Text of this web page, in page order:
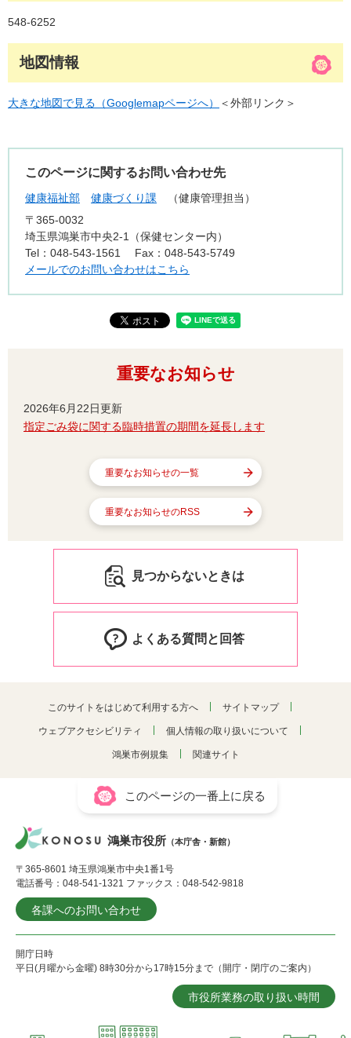
548-6252
地図情報
大きな地図で見る（Googlemapページへ） ＜外部リンク＞
このページに関するお問い合わせ先
健康福祉部 健康づくり課
健康管理担当
〒365-0032
埼玉県鴻巣市中央2-1（保健センター内）
Tel：048-543-1561
Fax：048-543-5749
メールでのお問い合わせはこちら
重要なお知らせ
2026年6月22日更新
指定ごみ袋に関する臨時措置の期間を延長します
重要なお知らせの一覧
重要なお知らせのRSS
見つからないときは
よくある質問と回答
このサイトをはじめて利用する方へ サイトマップ
ウェブアクセシビリティ 個人情報の取り扱いについて
鴻巣市例規集 関連サイト
このページの一番上に戻る
鴻巣市役所 （本庁舎・新館）
〒365-8601 埼玉県鴻巣市中央1番1号
電話番号：048-541-1321 ファックス：048-542-9818
各課へのお問い合わせ
開庁日時
平日(月曜から金曜) 8時30分から17時15分まで（開庁・閉庁のご案内）
市役所業務の取り扱い時間